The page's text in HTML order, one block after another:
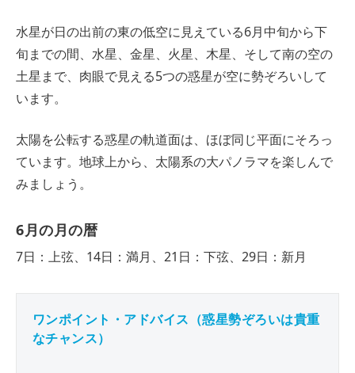
水星が日の出前の東の低空に見えている6月中旬から下
旬までの間、水星、金星、火星、木星、そして南の空の
土星まで、肉眼で見える5つの惑星が空に勢ぞろいして
います。
太陽を公転する惑星の軌道面は、ほぼ同じ平面にそろっ
ています。地球上から、太陽系の大パノラマを楽しんで
みましょう。
6月の月の暦
7日：上弦、14日：満月、21日：下弦、29日：新月
ワンポイント・アドバイス（惑星勢ぞろいは貴重
なチャンス）